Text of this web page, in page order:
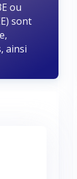
ou
sont
ainsi